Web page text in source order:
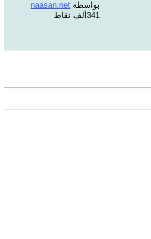
بواسطة naasan.net
341ألف
نقاط